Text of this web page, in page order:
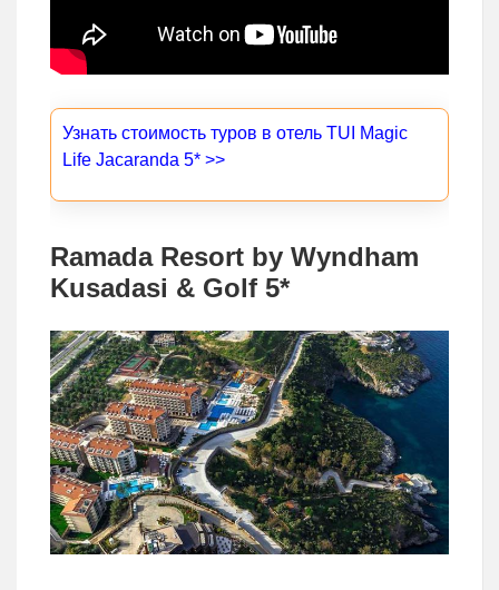
Узнать стоимость туров в отель TUI Magic
Life Jacaranda 5* >>
Ramada Resort by Wyndham
Kusadasi & Golf 5*